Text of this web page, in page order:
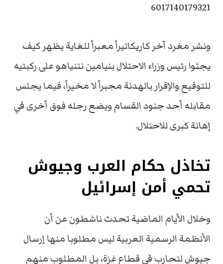
6017140179321
ونشر مغرد آخر كاريكاتيراً معبراً للغاية يظهر كيف
يجثوا رئيس وزراء الاحتلال بنيامين نتنياهو على ركبتيه
للتوقيع والإقرار بالهدنة مجبراً لا مخيراً، فيما يجلس
مقابله أحد جنود القسام ويضع رجله فوق أخرى في
إهانة كبرى للاحتلال.
تخاذل حكام العرب وجيوش
تحمي أمن إسرائيل
وخلال الأيام الماضية تحدث ناشطون عن أن
الأنظمة الرسمية العربية ليس مطلوبا منها إرسال
جيوش لتحارب في قطاع غزة، بل المطلوب منهم